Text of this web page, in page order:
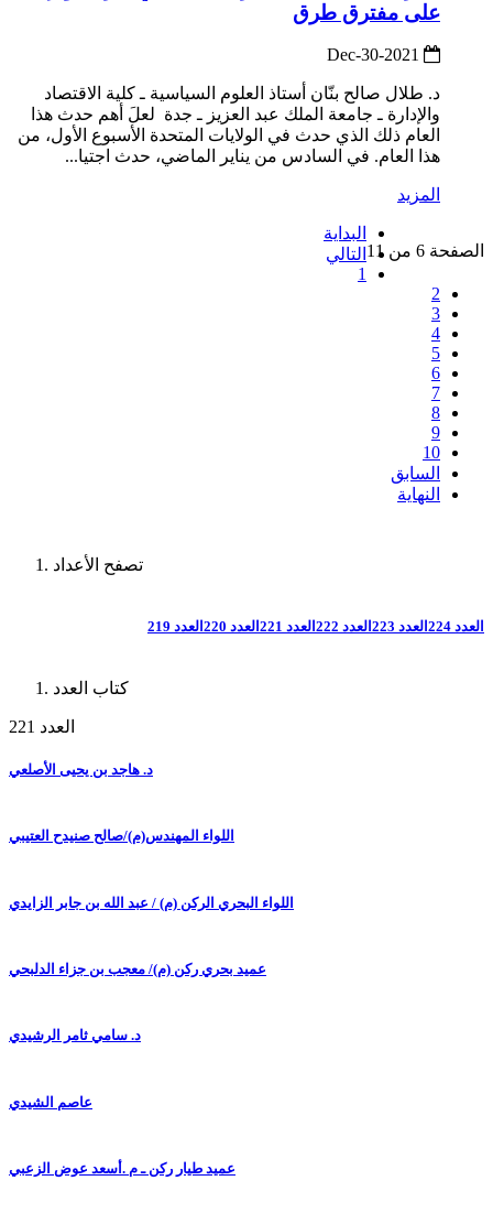
على مفترق طرق
د. طلال صالح بنّان أستاذ العلوم السياسية ـ كلية الاقتصاد
والإدارة ـ جامعة الملك عبد العزيز ـ جدة لعلَ أهم حدث هذا
العام ذلك الذي حدث في الولايات المتحدة الأسبوع الأول، من
هذا العام. في السادس من يناير الماضي، حدث اجتيا...
المزيد
الصفحة 6 من 11
البداية
التالي
1
2
3
4
5
6
7
8
9
10
السابق
النهاية
تصفح الأعداد
العدد 224 العدد 223 العدد 222 العدد 221 العدد 220 العدد 219
كتاب العدد
العدد 221
د. هاجد بن يحيى الأصلعي
اللواء المهندس(م)/صالح صنيدح العتيبي
اللواء البحري الركن (م) / عبد الله بن جابر الزايدي
عميد بحري ركن (م)/ معجب بن جزاء الدلبحي
د. سامي ثامر الرشيدي
عاصم الشيدي
عميد طيار ركن ـ م .أسعد عوض الزعبي